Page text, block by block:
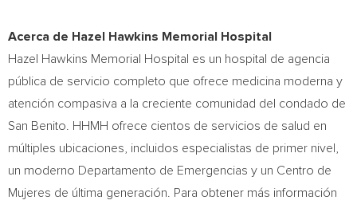
Acerca de Hazel Hawkins Memorial Hospital
Hazel Hawkins Memorial Hospital es un hospital de agencia
pública de servicio completo que ofrece medicina moderna y
atención compasiva a la creciente comunidad del condado de
San Benito . HHMH ofrece cientos de servicios de salud en
múltiples ubicaciones, incluidos especialistas de primer nivel,
un moderno Departamento de Emergencias y un Centro de
Mujeres de última generación. Para obtener más información